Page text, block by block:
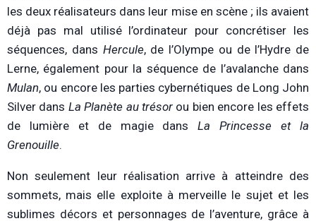
les deux réalisateurs dans leur mise en scène ; ils avaient
déjà pas mal utilisé l’ordinateur pour concrétiser les
séquences, dans Hercule,de l’Olympe ou de l’Hydre de
Lerne, également pour la séquence de l’avalanche dans
Mulan, ou encore les parties cybernétiques de Long John
Silver dans La Planète au trésor ou bien encore les effets
de lumière et de magie dansLa Princesse et la
Grenouille.
Non seulement leur réalisation arrive à atteindre des
sommets, mais elle exploite à merveille le sujet et les
sublimes décors et personnages de l’aventure, grâce à